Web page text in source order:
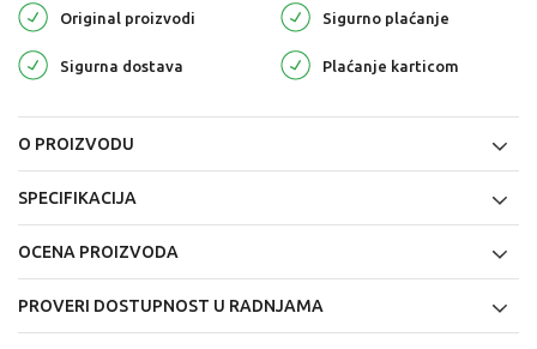
Original proizvodi Sigurno plaćanje
Sigurna dostava Plaćanje karticom
O PROIZVODU
SPECIFIKACIJA
OCENA PROIZVODA
PROVERI DOSTUPNOST U RADNJAMA